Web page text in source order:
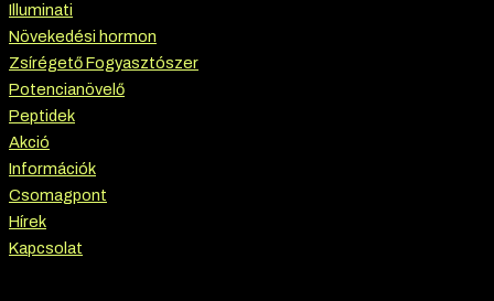
Illuminati
Növekedési hormon
Zsírégető Fogyasztószer
Potencianövelő
Peptidek
Akció
Információk
Csomagpont
Hírek
Kapcsolat